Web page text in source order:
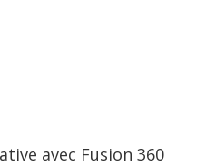
avec Fusion 360